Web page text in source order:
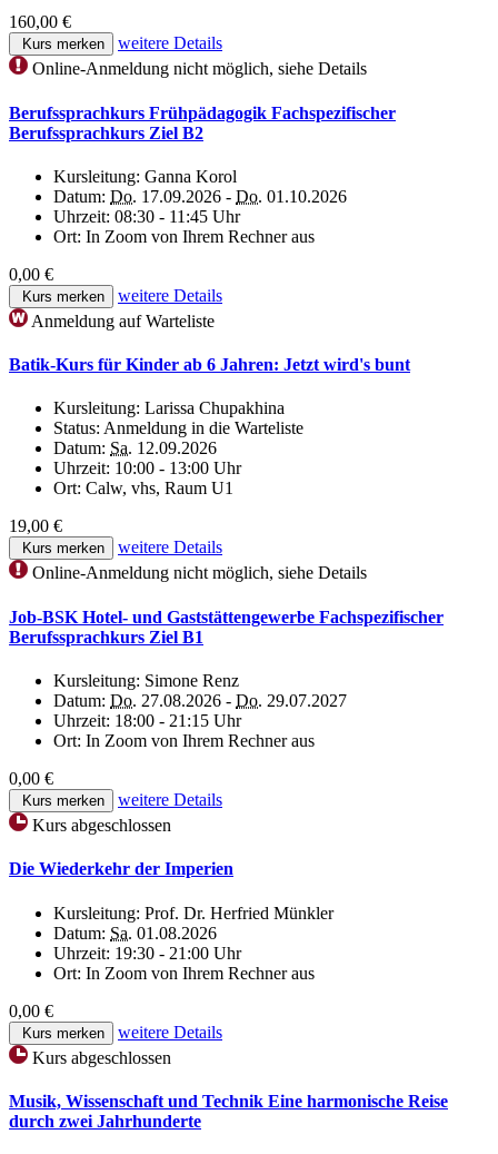
160,00 €
Kurs merken
weitere Details
Online-Anmeldung nicht möglich, siehe Details
Berufssprachkurs Frühpädagogik Fachspezifischer
Berufssprachkurs Ziel B2
Kursleitung: Ganna Korol
Datum: Do. 17.09.2026 - Do. 01.10.2026
Uhrzeit: 08:30 - 11:45 Uhr
Ort: In Zoom von Ihrem Rechner aus
0,00 €
Kurs merken
weitere Details
Anmeldung auf Warteliste
Batik-Kurs für Kinder ab 6 Jahren: Jetzt wird's bunt
Kursleitung: Larissa Chupakhina
Status: Anmeldung in die Warteliste
Datum: Sa. 12.09.2026
Uhrzeit: 10:00 - 13:00 Uhr
Ort: Calw, vhs, Raum U1
19,00 €
Kurs merken
weitere Details
Online-Anmeldung nicht möglich, siehe Details
Job-BSK Hotel- und Gaststättengewerbe Fachspezifischer
Berufssprachkurs Ziel B1
Kursleitung: Simone Renz
Datum: Do. 27.08.2026 - Do. 29.07.2027
Uhrzeit: 18:00 - 21:15 Uhr
Ort: In Zoom von Ihrem Rechner aus
0,00 €
Kurs merken
weitere Details
Kurs abgeschlossen
Die Wiederkehr der Imperien
Kursleitung: Prof. Dr. Herfried Münkler
Datum: Sa. 01.08.2026
Uhrzeit: 19:30 - 21:00 Uhr
Ort: In Zoom von Ihrem Rechner aus
0,00 €
Kurs merken
weitere Details
Kurs abgeschlossen
Musik, Wissenschaft und Technik Eine harmonische Reise
durch zwei Jahrhunderte